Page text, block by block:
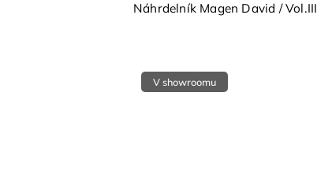
Náhrdelník Magen David / Vol.III
V showroomu